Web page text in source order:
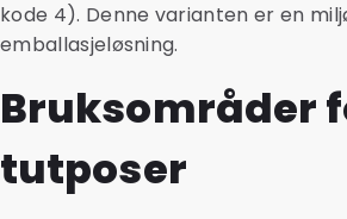
kode 4). Denne varianten er en
emballasjeløsning.
Bruksområder
tutposer